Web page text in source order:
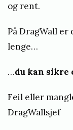
og rent.
På DragWall er
lenge…
…du kan
Feil eller
DragWallsjef